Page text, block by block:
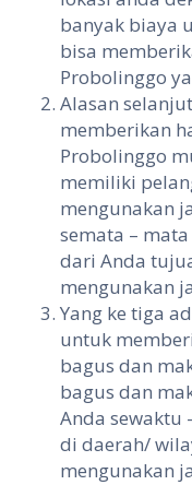
banyak biaya
bisa
Probolinggo
Alasan
memberikan
Probolinggo
memiliki
mengunakan
semata –
dari Anda
mengunakan
Yang ke tiga
untuk
bagus dan
bagus dan
Anda sewaktu
di daerah/
mengunakan